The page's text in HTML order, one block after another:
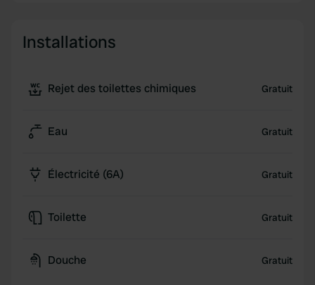
Installations
Rejet des toilettes chimiques Gratuit
Eau Gratuit
Électricité (6A) Gratuit
Toilette Gratuit
Douche Gratuit